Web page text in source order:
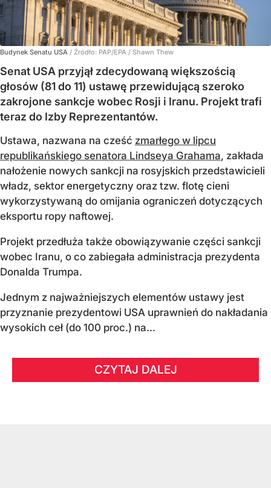
Budynek Senatu USA / Źródło: PAP/EPA / Shawn Thew
Senat USA przyjął zdecydowaną większością
głosów (81 do 11) ustawę przewidującą szeroko
zakrojone sankcje wobec Rosji i Iranu. Projekt trafi
teraz do Izby Reprezentantów.
Ustawa, nazwana na cześć zmarłego w lipcu
republikańskiego senatora Lindseya Grahama, zakłada
nałożenie nowych sankcji na rosyjskich przedstawicieli
władz, sektor energetyczny oraz tzw. flotę cieni
wykorzystywaną do omijania ograniczeń dotyczących
eksportu ropy naftowej.
Projekt przedłuża także obowiązywanie części sankcji
wobec Iranu, o co zabiegała administracja prezydenta
Donalda Trumpa.
Jednym z najważniejszych elementów ustawy jest
przyznanie prezydentowi USA uprawnień do nakładania
wysokich ceł (do 100 proc.) na...
CZYTAJ DALEJ